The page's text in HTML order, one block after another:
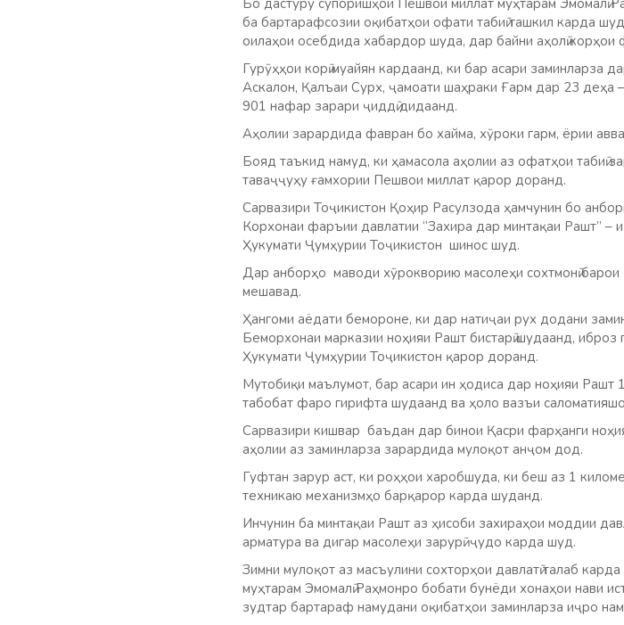
Бо дастуру супоришҳои Пешвои миллат муҳтарам Эмомалӣ
ба бартарафсозии оқибатҳои офати табиӣ ташкил карда
оилаҳои осебдида хабардор шуда, дар байни аҳолӣ корҳои
Гурӯҳҳои корӣ муайян кардаанд, ки бар асари заминларза
Аскалон, Қалъаи Сурх, ҷамоати шаҳраки Ғарм дар 23
901 нафар зарари ҷиддӣ дидаанд.
Аҳолии зарардида фавран бо хайма, хӯроки гарм, ёрии
Бояд таъкид намуд, ки ҳамасола аҳолии аз офатҳои табиӣ
таваҷҷуҳу ғамхории Пешвои миллат қарор доранд.
Сарвазири Тоҷикистон Қоҳир Расулзода ҳамчунин бо
Корхонаи фаръии давлатии “Захира дар минтақаи Рашт” –
Ҳукумати Ҷумҳурии Тоҷикистон шинос шуд.
Дар анборҳо маводи хӯрокворию масолеҳи сохтмонӣ барои
мешавад.
Ҳангоми аёдати бемороне, ки дар натиҷаи рух додани
Беморхонаи марказии ноҳияи Рашт бистарӣ шудаанд,
Ҳукумати Ҷумҳурии Тоҷикистон қарор доранд.
Мутобиқи маълумот, бар асари ин ҳодиса дар ноҳияи
табобат фаро гирифта шудаанд ва ҳоло вазъи
Сарвазири кишвар баъдан дар бинои Қасри фарҳанги ноҳия
аҳолии аз заминларза зарардида мулоқот анҷом дод.
Гуфтан зарур аст, ки роҳҳои харобшуда, ки беш аз 1
техникаю механизмҳо барқарор карда шуданд.
Инчунин ба минтақаи Рашт аз ҳисоби захираҳои моддии
арматура ва дигар масолеҳи зарурӣ ҷудо карда шуд.
Зимни мулоқот аз масъулини сохторҳои давлатӣ талаб
муҳтарам Эмомалӣ Раҳмонро бобати бунёди хонаҳои нави
зудтар бартараф намудани оқибатҳои заминларза иҷро